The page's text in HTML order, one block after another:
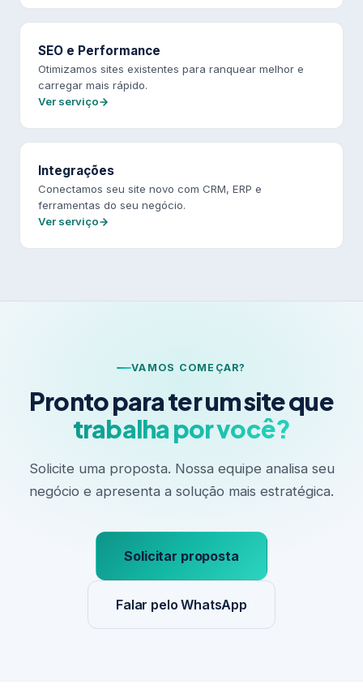
SEO e Performance
Otimizamos sites existentes para ranquear melhor e
carregar mais rápido.
Ver serviço
Integrações
Conectamos seu site novo com CRM, ERP e
ferramentas do seu negócio.
Ver serviço
VAMOS COMEÇAR?
Pronto para ter um site que
trabalha por você?
Solicite uma proposta. Nossa equipe analisa seu
negócio e apresenta a solução mais estratégica.
Solicitar proposta
Falar pelo WhatsApp